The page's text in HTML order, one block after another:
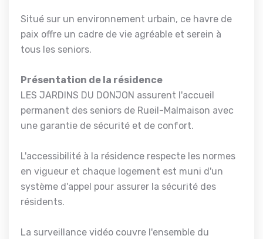
Situé sur un environnement urbain, ce havre de
paix offre un cadre de vie agréable et serein à
tous les seniors.
Présentation de la résidence
LES JARDINS DU DONJON assurent l'accueil
permanent des seniors de Rueil-Malmaison avec
une garantie de sécurité et de confort.
L'accessibilité à la résidence respecte les normes
en vigueur et chaque logement est muni d'un
système d'appel pour assurer la sécurité des
résidents.
La surveillance vidéo couvre l'ensemble du